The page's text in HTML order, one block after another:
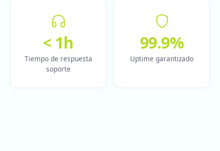
< 1h
Tiempo de respuesta
soporte
99.9%
Uptime garantizado